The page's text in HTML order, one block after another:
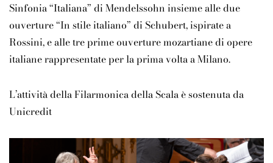
Sinfonia “Italiana” di Mendelssohn insieme alle due
ouverture “In stile italiano” di Schubert, ispirate a
Rossini, e alle tre prime ouverture mozartiane di opere
italiane rappresentate per la prima volta a Milano.
L’attività della Filarmonica della Scala è sostenuta da
Unicredit